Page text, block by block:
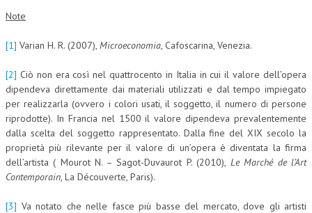
Note
[1] Varian H. R. (2007), Microeconomia, Cafoscarina, Venezia.
[2] Ciò non era così nel quattrocento in Italia in cui il valore dell’opera
dipendeva direttamente dai materiali utilizzati e dal tempo impiegato
per realizzarla (ovvero i colori usati, il soggetto, il numero di persone
riprodotte). In Francia nel 1500 il valore dipendeva prevalentemente
dalla scelta del soggetto rappresentato. Dalla fine del XIX secolo la
proprietà più rilevante per il valore di un’opera è diventata la firma
dell’artista ( Mourot N. – Sagot-Duvaurot P. (2010), Le Marché de l’Art
Contemporain, La Découverte, Paris).
[3] Va notato che nelle fasce più basse del mercato, dove gli artisti